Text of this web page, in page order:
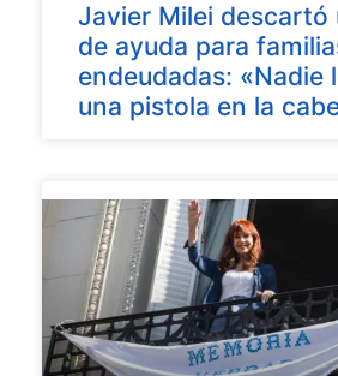
Javier Milei descartó
de ayuda para
endeudadas: «Nadie
una pistola en la